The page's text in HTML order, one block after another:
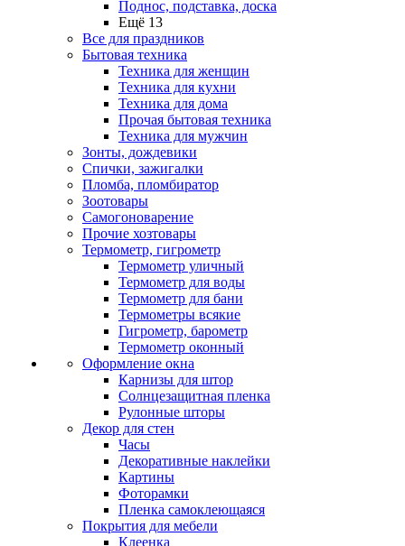
Поднос, подставка, доска
Ещё 13
Все для праздников
Бытовая техника
Техника для женщин
Техника для кухни
Техника для дома
Прочая бытовая техника
Техника для мужчин
Зонты, дождевики
Спички, зажигалки
Пломба, пломбиратор
Зоотовары
Самогоноварение
Прочие хозтовары
Термометр, гигрометр
Термометр уличный
Термометр для воды
Термометр для бани
Термометры всякие
Гигрометр, барометр
Термометр оконный
Оформление окна
Карнизы для штор
Солнцезащитная пленка
Рулонные шторы
Декор для стен
Часы
Декоративные наклейки
Картины
Фоторамки
Пленка самоклеющаяся
Покрытия для мебели
Клеенка